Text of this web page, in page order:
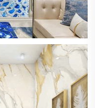
zorgvuldig gecombineerd
De transparante
stenen laten licht